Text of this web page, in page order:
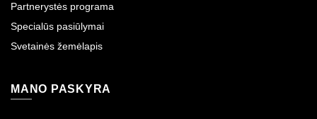
Partnerystės programa
Specialūs pasiūlymai
Svetainės žemėlapis
MANO PASKYRA